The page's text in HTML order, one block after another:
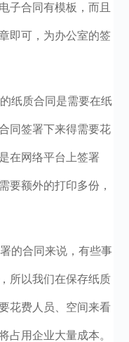
子合同有模板，而且
即可，为办公室的签
纸质合同是需要在纸
同签署下来得需要花
在网络平台上签署
要额外的打印多份，
的合同来说，有些事
所以我们在保存纸质
花费人员、空间来看
占用企业大量成本。